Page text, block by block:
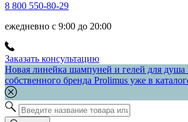
8 800 550-80-29
ежедневно с 9:00 до 20:00
Заказать консультацию
Новая линейка шампуней и гелей для душа
собственного бренда Prolimus уже в